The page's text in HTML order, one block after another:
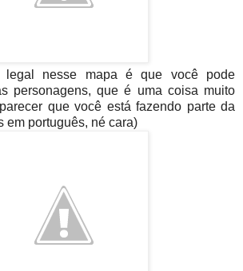
legal nesse mapa é que você pode
personagens, que é uma coisa muito
que você está fazendo parte da
em português, né cara)